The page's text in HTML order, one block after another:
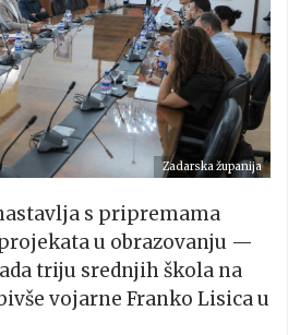
Zadarska županija
s pripremama
u obrazovanju —
triju srednjih škola na
vojarne Franko Lisica u